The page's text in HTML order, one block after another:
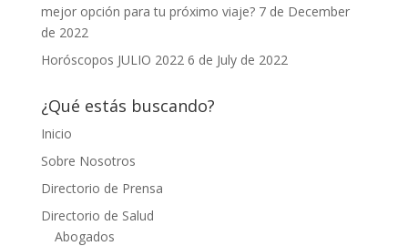
mejor opción para tu próximo viaje? 7 de December
de 2022
Horóscopos JULIO 2022 6 de July de 2022
¿Qué estás buscando?
Inicio
Sobre Nosotros
Directorio de Prensa
Directorio de Salud
Abogados